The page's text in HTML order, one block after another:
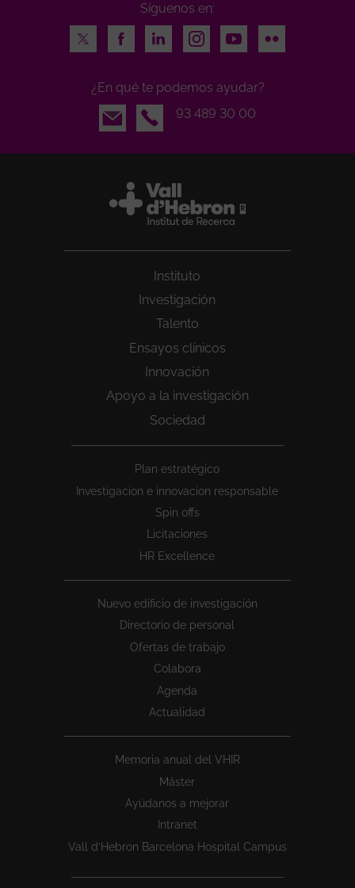
Síguenos en:
Twitter
FacebookLinkedInInstagramYoutubeFlickr
¿En qué te podemos ayudar?
Email
93 489 30 00
Instituto
Investigación
Talento
Ensayos clínicos
Innovación
Apoyo a la investigación
Sociedad
Plan estratégico
Investigacion e innovacion responsable
Spin offs
Licitaciones
HR Excellence
Nuevo edificio de investigación
Directorio de personal
Ofertas de trabajo
Colabora
Agenda
Actualidad
Memoria anual del VHIR
Máster
Ayúdanos a mejorar
Intranet
Vall d’Hebron Barcelona Hospital Campus